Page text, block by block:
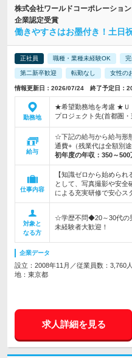
株式会社ワールドコーポレーショ
企業認定受賞
働きやすさはお墨付き！土日
正社員 職種・業種未経験OK
第二新卒歓迎 転勤なし 女性の
情報更新日：2026/07/24 終了予定日：
勤務地
★希望勤務地を考慮 ★Ｕ
プロジェクト先(首都圏
給与
☆下記の給与から給与形
通費+（残業代は全額別
初年度の年収： 350～500
仕事内容
【知識ゼロから始めら
として、写真撮影や安
による充実研修で安心ス
対象と
なる方
☆学歴不問◆20～30代の
未経験者大歓迎！
企業データ
設立：2008年11月／従業員数：3,760
地：東京都
求人詳細を見る